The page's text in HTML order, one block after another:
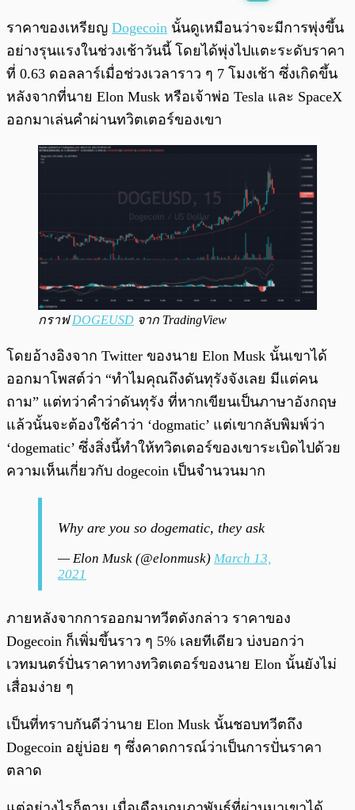
พร้อมเล่น 0:00 0:00
ราคาของเหรียญ Dogecoin นั้นดูเหมือนว่าจะมีการพุ่งขึ้น
อย่างรุนแรงในช่วงเช้าวันนี้ โดยได้พุ่งไปแตะระดับราคา
ที่ 0.63 ดอลลาร์เมื่อช่วงเวลาราว ๆ 7 โมงเช้า ซึ่งเกิดขึ้น
หลังจากที่นาย Elon Musk หรือเจ้าพ่อ Tesla และ SpaceX
ออกมาเล่นคำผ่านทวิตเตอร์ของเขา
กราฟDOGEUSD จาก TradingView
โดยอ้างอิงจาก Twitter ของนาย Elon Musk นั้นเขาได้
ออกมาโพสต์ว่า “ทำไมคุณถึงดันทุรังจังเลย มีแต่คน
ถาม” แต่ทว่าคำว่าดันทุรัง ที่หากเขียนเป็นภาษาอังกฤษ
แล้วนั้นจะต้องใช้คำว่า ‘dogmatic’ แต่เขากลับพิมพ์ว่า
‘dogematic’ ซึ่งสิ่งนี้ทำให้ทวิตเตอร์ของเขาระเบิดไปด้วย
ความเห็นเกี่ยวกับ dogecoin เป็นจำนวนมาก
Why are you so dogematic, they ask
— Elon Musk (@elonmusk) March 13,
2021
ภายหลังจากการออกมาทวีตดังกล่าว ราคาของ
Dogecoin ก็เพิ่มขึ้นราว ๆ 5% เลยทีเดียว บ่งบอกว่า
เวทมนตร์ปั่นราคาทางทวิตเตอร์ของนาย Elon นั้นยังไม่
เสื่อมง่าย ๆ
เป็นที่ทราบกันดีว่านาย Elon Musk นั้นชอบทวีตถึง
Dogecoin อยู่บ่อย ๆ ซึ่งคาดการณ์ว่าเป็นการปั่นราคา
ตลาด